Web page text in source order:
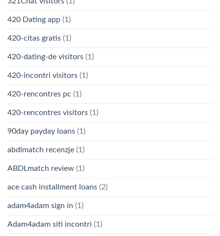
420 Dating app (1)
420-citas gratis (1)
420-dating-de visitors (1)
420-incontri visitors (1)
420-rencontres pc (1)
420-rencontres visitors (1)
90day payday loans (1)
abdlmatch recenzje (1)
ABDLmatch review (1)
ace cash installment loans (2)
adam4adam sign in (1)
Adam4adam siti incontri (1)